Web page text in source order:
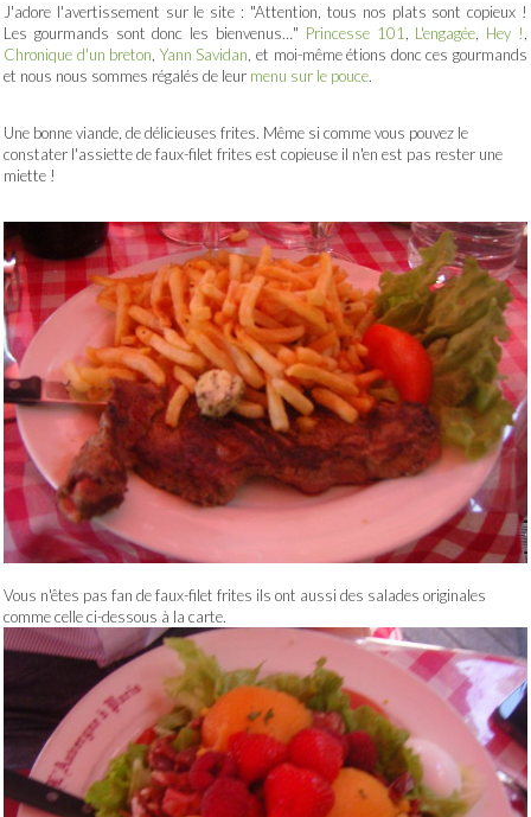
J'adore l'avertissement sur le site : "Attention, tous nos plats sont copieux !
Les gourmands sont donc les bienvenus…" Princesse 101 L'engagée Hey !
Chronique d'un breton Yann Savidan , et moi-même étions donc ces gourmands
et nous nous sommes régalés de leur menu sur le pouce.
Une bonne viande, de délicieuses frites. Même si comme vous pouvez le
constater l'assiette de faux-filet frites est copieuse il n'en est pas rester une
miette !
Vous n'êtes pas fan de faux-filet frites ils ont aussi des salades originales
comme celle ci-dessous à la carte.